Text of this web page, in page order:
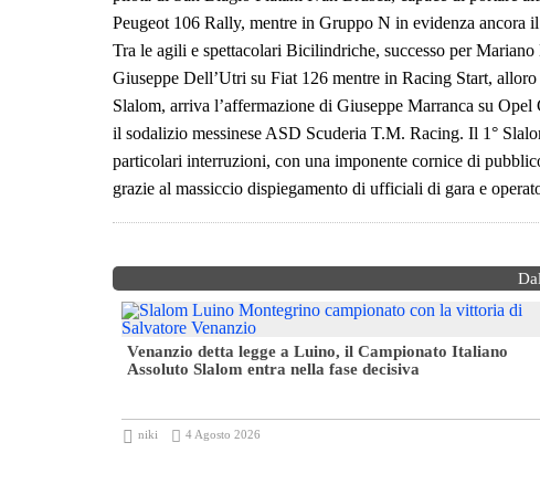
Peugeot 106 Rally, mentre in Gruppo N in evidenza ancora
Tra le agili e spettacolari Bicilindriche, successo per
Giuseppe Dell’Utri su Fiat 126 mentre in Racing Start,
Slalom, arriva l’affermazione di Giuseppe Marranca su
il sodalizio messinese ASD Scuderia T.M. Racing. Il 1°
particolari interruzioni, con una imponente cornice di
grazie al massiccio dispiegamento di ufficiali di gara e
Venanzio detta legge a Luino, il Campionato Italiano
Assoluto Slalom entra nella fase decisiva
niki 4 Agosto 2026